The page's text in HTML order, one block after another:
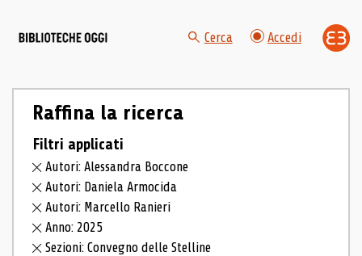
Cerca Accedi
Raffina la ricerca
Filtri applicati
Autori: Alessandra Boccone
Autori: Daniela Armocida
Autori: Marcello Ranieri
Anno: 2025
Sezioni: Convegno delle Stelline